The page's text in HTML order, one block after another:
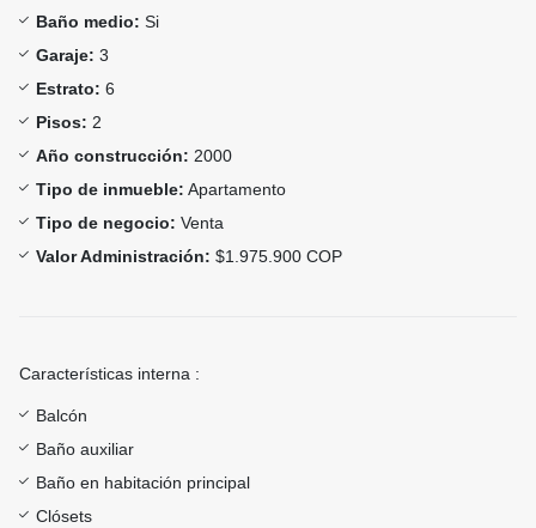
Baño medio: Si
Garaje: 3
Estrato: 6
Pisos: 2
Año construcción: 2000
Tipo de inmueble: Apartamento
Tipo de negocio: Venta
Valor Administración: $1.975.900 COP
Características interna :
Balcón
Baño auxiliar
Baño en habitación principal
Clósets